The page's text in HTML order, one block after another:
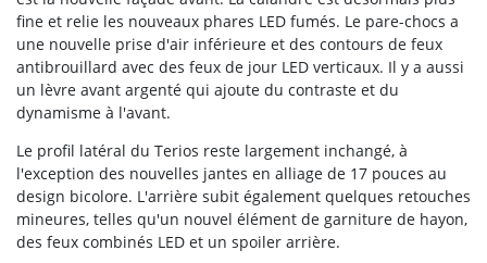
fine et relie les nouveaux phares LED fumés. Le pare-chocs a
une nouvelle prise d'air inférieure et des contours de feux
antibrouillard avec des feux de jour LED verticaux. Il y a aussi
un lèvre avant argenté qui ajoute du contraste et du
dynamisme à l'avant.
Le profil latéral du Terios reste largement inchangé, à
l'exception des nouvelles jantes en alliage de 17 pouces au
design bicolore. L'arrière subit également quelques retouches
mineures, telles qu'un nouvel élément de garniture de hayon,
des feux combinés LED et un spoiler arrière.